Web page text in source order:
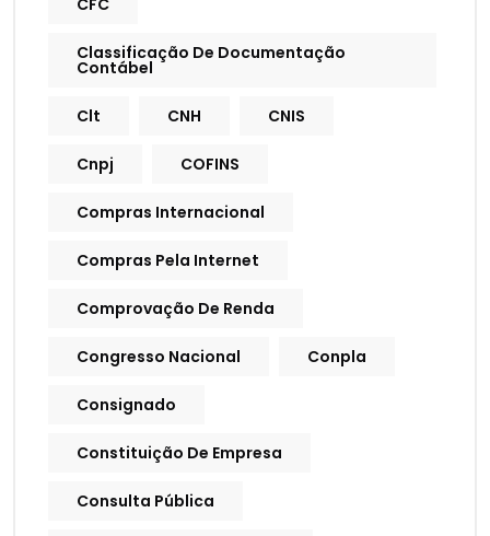
CFC
Classificação De Documentação
Contábel
Clt CNH CNIS
Cnpj COFINS
Compras Internacional
Compras Pela Internet
Comprovação De Renda
Congresso Nacional Conpla
Consignado
Constituição De Empresa
Consulta Pública